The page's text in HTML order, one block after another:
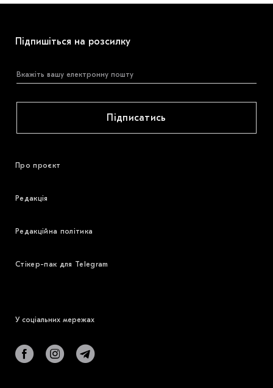
Підпишіться на розсилку
Підписатись
Про проєкт
Редакція
Редакційна політика
Стікер-пак для Telegram
У соціальних мережах